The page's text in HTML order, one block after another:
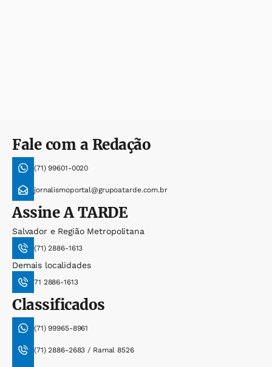
Fale com a Redação
(71) 99601-0020
jornalismoportal@grupoatarde.com.br
AssineA TARDE
Salvador e Região Metropolitana
(71) 2886-1613
Demais localidades
71 2886-1613
Classificados
(71) 99965-8961
(71) 2886-2683 / Ramal 8526